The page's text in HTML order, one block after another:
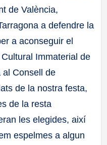
de València,
a defendre la
a aconseguir el
Immaterial de
al Consell de
de la nostra festa,
de la resta
les elegides, així
espelmes a algun